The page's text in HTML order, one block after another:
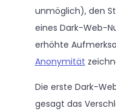
unmöglich), den
eines Dark-Web-
erhöhte
Anonymität
Die erste Dark-
gesagt das